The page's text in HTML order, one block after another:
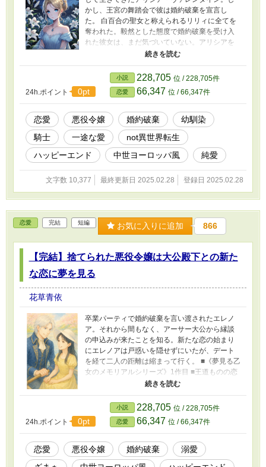
かし、王宮の舞踏会で彼は婚約破棄を宣言し
た。 白百合の聖女と称えられるリリィに全てを
奪われた。毅然とした態度で婚約破棄を受け入
れた彼女は、まだ気づいていない。アリシアを
見守る優しい幼馴染の想いに･･････。/王道の悪
役令嬢の恋愛物/画像は生成AI（ChatGPT）
24h.ポイント 0pt
小説 228,705 位 / 228,705件
恋愛 66,347 位 / 66,347件
恋愛 悪役令嬢 婚約破棄
幼馴染
騎士
一途な愛
not異世界転生
ハッピーエンド
中世ヨーロッパ風 純愛
文字数 10,377 最終更新日 2025.02.28 登録日 2025.02.28
恋愛 完結 短編 お気に入りに追加 866
【完結】捨てられた悪役令嬢は大公殿下との新た
な恋に夢を見る
花草青依
卒業パーティで婚約破棄を言い渡されたエレノ
ア。それから間もなく、アーサー大公から縁談
の申込みが来たことを知る。新たな恋の始まり
にエレノアは戸惑いを隠せずにいたが、デート
を経て二人の距離は縮まって行く。 ■《夢見る乙
女のメモリアルシリーズ》1作目 ■王道ものの恋
愛小説 ■2026/4/4に改稿しました ■画像は生成
AI（ChatGPT）
24h.ポイント 0pt
小説 228,705 位 / 228,705件
恋愛 66,347 位 / 66,347件
恋愛 悪役令嬢 婚約破棄
溺愛